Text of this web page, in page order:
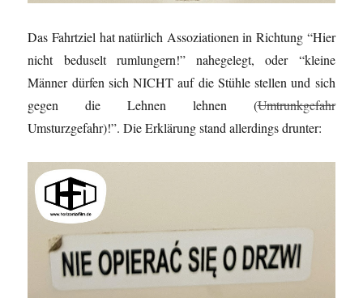
Das Fahrtziel hat natürlich Assoziationen in Richtung “Hier
nicht beduselt rumlungern!” nahegelegt, oder “kleine
Männer dürfen sich NICHT auf die Stühle stellen und sich
gegen die Lehnen lehnen (Umtrunkgefahr
Umsturzgefahr)!”. Die Erklärung stand allerdings drunter: